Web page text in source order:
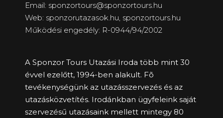
Email: sponzortours@sponzortours.hu
Web: sponzorutazasok.hu, sponzortours.hu
Működési engedély: R-0944/94/2002
A Sponzor Tours Utazási Iroda több mint 30
évvel ezelőtt, 1994-ben alakult. Fõ
tevékenységünk az utazásszervezés és az
utazásközvetítés. Irodánkban ügyfeleink saját
szervezésű utazásaink mellett mintegy 80